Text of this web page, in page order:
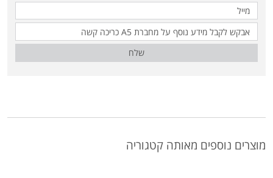
שלח
מוצרים נוספים מאותה קטגוריה